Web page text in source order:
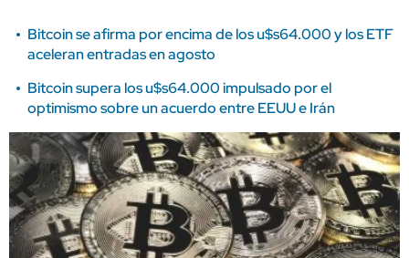
Bitcoin se afirma por encima de los u$s64.000 y los ETF
aceleran entradas en agosto
Bitcoin supera los u$s64.000 impulsado por el
optimismo sobre un acuerdo entre EEUU e Irán